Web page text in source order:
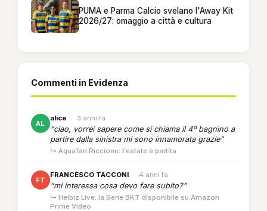
PUMA e Parma Calcio svelano l'Away Kit
2026/27: omaggio a città e cultura
Commenti in Evidenza
AL
alice · 3 anni fa
“ciao, vorrei sapere come si chiama il 4º bagnìno a
partire dalla sinistra mi sono innamorata grazie”
↳ Aquafan Riccione: l'estate è partita
FT
FRANCESCO TACCONI · 4 anni fa
“mi interessa cosa devo fare subito?”
↳ Helbiz Live: la Serie BKT disponibile su Amazon
Prime Video